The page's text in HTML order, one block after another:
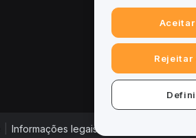
Informações legais